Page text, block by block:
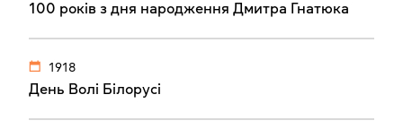
100 років з дня народження Дмитра Гнатюка
1918
День Волі Білорусі